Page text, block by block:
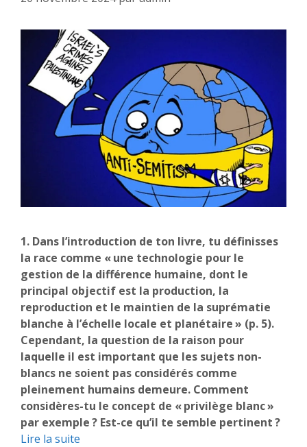
1. Dans l’introduction de ton livre, tu définisses
la race comme « une technologie pour le
gestion de la différence humaine, dont le
principal objectif est la production, la
reproduction et le maintien de la suprématie
blanche à l’échelle locale et planétaire » (p. 5).
Cependant, la question de la raison pour
laquelle il est important que les sujets non-
blancs ne soient pas considérés comme
pleinement humains demeure. Comment
considères-tu le concept de « privilège blanc »
par exemple ? Est-ce qu’il te semble pertinent ?
Lire la suite